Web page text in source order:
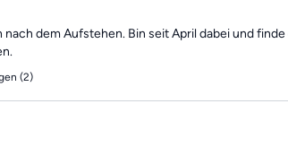
nach dem Aufstehen. Bin seit April dabei und
(2)